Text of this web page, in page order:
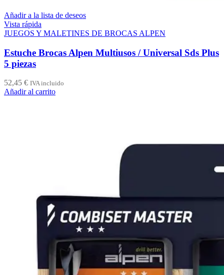
Añadir a la lista de deseos
Vista rápida
JUEGOS Y MALETINES DE BROCAS ALPEN
Estuche Brocas Alpen Multiusos / Universal Sds Plus
5 piezas
52,45 € IVA incluido
Añadir al carrito